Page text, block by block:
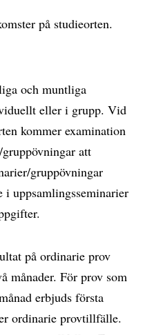
på studieorten.
och muntliga
eller i grupp. Vid
kommer examination
att
gruppövningar
i uppsamlingsseminarier
på ordinarie prov
månader. För prov som
erbjuds första
ordinarie provtillfälle.